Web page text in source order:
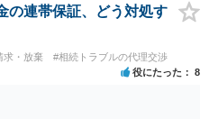
と「面会は出来ない。俺は携帯電
」「母の話は聞かなくて良い」と
も「食事に毒が入っている」「体
しかったです。 当時の診療記
得して 弁護士に面談で相談された
の連帯保証、どう対処す
求・放棄 #相続トラブルの代理交渉
役にたった 8